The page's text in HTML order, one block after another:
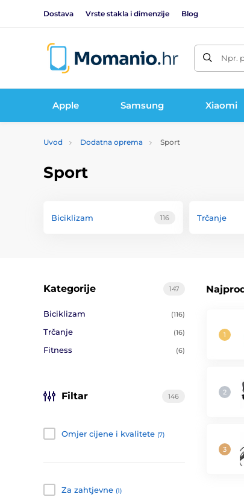
Dostava Vrste stakla i dimenzije Blog
Npr.
Apple Samsung Xiaomi
Uvod Dodatna oprema Sport
Sport
Biciklizam 116 Trčanje
147
Kategorije
Biciklizam (116)
Trčanje (16)
Fitness (6)
Filtar 146
Omjer cijene i kvalitete (7)
Za zahtjevne (1)